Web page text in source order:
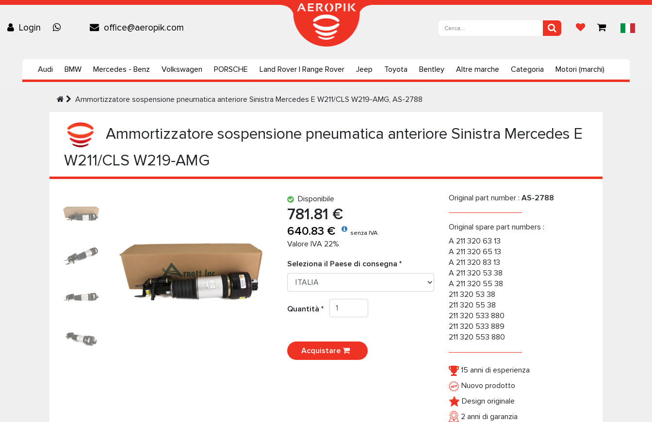
Login office@aeropik.com
Audi BMW Mercedes - Benz Volkswagen PORSCHE Land Rover | Range Rover Jeep Toyota Bentley Altre marche Categoria Motori (marchi)
Ammortizzatore sospensione pneumatica anteriore Sinistra Mercedes E W211/CLS W219-AMG, AS-2788
Ammortizzatore sospensione pneumatica anteriore Sinistra Mercedes E
W211/CLS W219-AMG
Disponibile
781.81 €
640.83 € senza IVA
Valore IVA 22%
Seleziona il Paese di consegna *
Quantità *
Acquistare
Original part number : AS-2788
Original spare part numbers :
A 211 320 63 13
A 211 320 65 13
A 211 320 83 13
A 211 320 53 38
A 211 320 55 38
211 320 53 38
211 320 55 38
211 320 533 880
211 320 533 889
211 320 553 880
15 anni di esperienza
Nuovo prodotto
Design originale
2 anni di garanzia